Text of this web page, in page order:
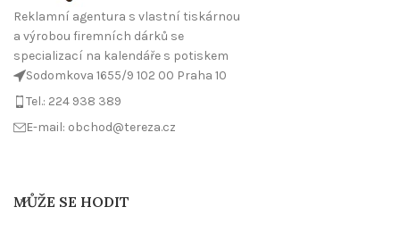
Reklamní agentura s vlastní tiskárnou
a výrobou firemních dárků se
specializací na kalendáře s potiskem
Sodomkova 1655/9 102 00 Praha 10
Tel.: 224 938 389
E-mail: obchod@tereza.cz
MŮŽE SE HODIT